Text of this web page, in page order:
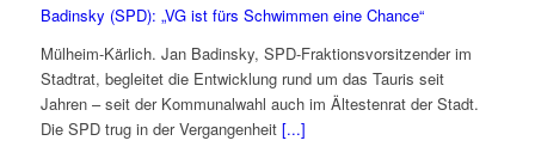
Badinsky (SPD): „VG ist fürs Schwimmen eine Chance“
Mülheim-Kärlich. Jan Badinsky, SPD-Fraktionsvorsitzender im
Stadtrat, begleitet die Entwicklung rund um das Tauris seit
Jahren – seit der Kommunalwahl auch im Ältestenrat der Stadt.
Die SPD trug in der Vergangenheit [...]